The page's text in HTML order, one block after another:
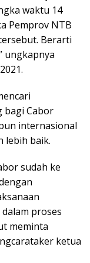
waktu 14
Pemprov NTB
Berarti
ungkapnya
bagi Cabor
internasional
lebih baik.
sudah ke
proses
meminta
ketua